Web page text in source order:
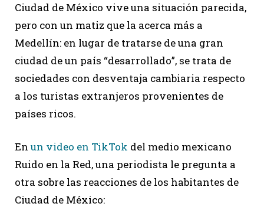
Ciudad de México vive una situación parecida,
pero con un matiz que la acerca más a
Medellín: en lugar de tratarse de una gran
ciudad de un país “desarrollado”, se trata de
sociedades con desventaja cambiaria respecto
a los turistas extranjeros provenientes de
países ricos.
En un video en TikTok del medio mexicano
Ruido en la Red, una periodista le pregunta a
otra sobre las reacciones de los habitantes de
Ciudad de México: